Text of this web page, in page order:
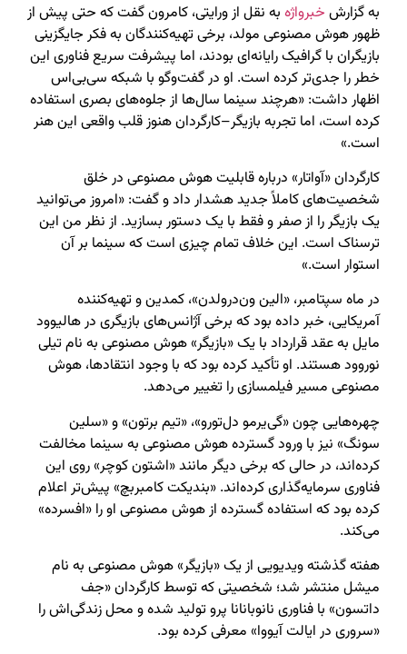
به گزارش خبرواژه به نقل از ورایتی، کامرون گفت که حتی پیش از
ظهور هوش مصنوعی مولد، برخی تهیه‌کنندگان به فکر جایگزینی
بازیگران با گرافیک رایانه‌ای بودند، اما پیشرفت سریع فناوری این
خطر را جدی‌تر کرده است. او در گفت‌وگو با شبکه سی‌بی‌اس
اظهار داشت: «هرچند سینما سال‌ها از جلوه‌های بصری استفاده
کرده است، اما تجربه بازیگر–کارگردان هنوز قلب واقعی این هنر
است.»
کارگردان «آواتار» درباره قابلیت هوش مصنوعی در خلق
شخصیت‌های کاملاً جدید هشدار داد و گفت: «امروز می‌توانید
یک بازیگر را از صفر و فقط با یک دستور بسازید. از نظر من این
ترسناک است. این خلاف تمام چیزی است که سینما بر آن
استوار است.»
در ماه سپتامبر، «الین ون‌درولدن»، کمدین و تهیه‌کننده
آمریکایی، خبر داده بود که برخی آژانس‌های بازیگری در هالیوود
مایل به عقد قرارداد با یک «بازیگر» هوش مصنوعی به نام تیلی
نوروود هستند. او تأکید کرده بود که با وجود انتقادها، هوش
مصنوعی مسیر فیلمسازی را تغییر می‌دهد.
چهره‌هایی چون «گی‌یرمو دل‌تورو»، «تیم برتون» و «سلین
سونگ» نیز با ورود گسترده هوش مصنوعی به سینما مخالفت
کرده‌اند، در حالی که برخی دیگر مانند «اشتون کوچر» روی این
فناوری سرمایه‌گذاری کرده‌اند. «بندیکت کامبربچ» پیش‌تر اعلام
کرده بود که استفاده گسترده از هوش مصنوعی او را «افسرده»
می‌کند.
هفته گذشته ویدیویی از یک «بازیگر» هوش مصنوعی به نام
میشل منتشر شد؛ شخصیتی که توسط کارگردان «جف
داتسون» با فناوری نانوبانانا پرو تولید شده و محل زندگی‌اش را
«سروری در ایالت آیووا» معرفی کرده بود.